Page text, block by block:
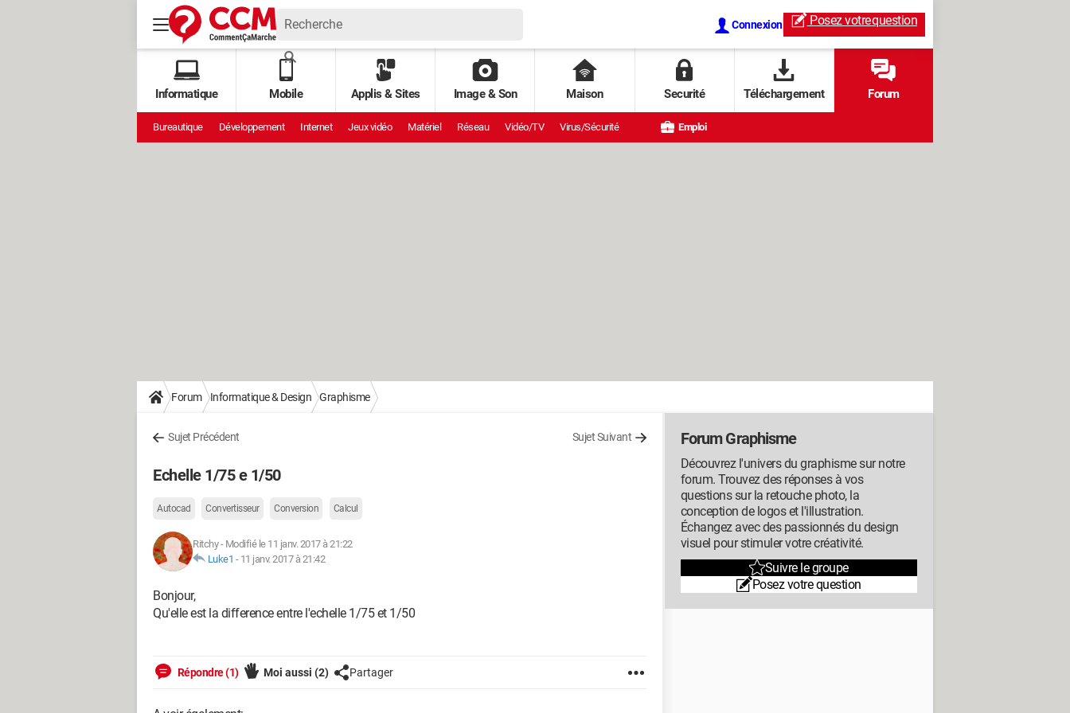
Connexion Posez votrequestion
Informatique Mobile Applis & Sites Image & Son Maison Securité Téléchargement Forum
Bureautique Développement Internet Jeux vidéo Matériel Réseau Vidéo/TV Virus/Sécurité Emploi
Forum Informatique & Design Graphisme
Sujet Précédent Sujet Suivant
Echelle 1/75 e 1/50
Autocad Convertisseur Conversion Calcul
Ritchy- Modifié le 11 janv. 2017 à 21:22
Luke1 - 11 janv. 2017 à 21:42
Bonjour,
Qu'elle est la difference entre l'echelle 1/75 et 1/50
Répondre (1) Moi aussi (2) Partager
Forum Graphisme
Découvrez l'univers du graphisme sur notre
forum. Trouvez des réponses à vos
questions sur la retouche photo, la
conception de logos et l'illustration.
Échangez avec des passionnés du design
visuel pour stimuler votre créativité.
Suivre le groupe
Posez votre question